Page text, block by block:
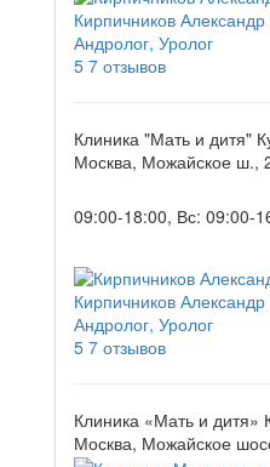
Кирпичников
Андролог, Уролог
5 7 отзывов
Клиника "Мать и дитя"
Москва, Можайское ш.,
09:00-18:00, Вс: 09:00-
Кирпичников
Андролог, Уролог
5 7 отзывов
Клиника «Мать и дитя»
Москва, Можайское